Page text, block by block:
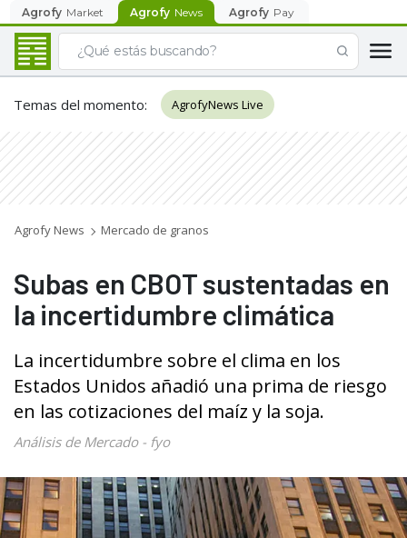
Agrofy Market Agrofy News Agrofy Pay
Temas del momento: AgrofyNews Live
Agrofy News Mercado de granos
Subas en CBOT sustentadas en
la incertidumbre climática
La incertidumbre sobre el clima en los
Estados Unidos añadió una prima de riesgo
en las cotizaciones del maíz y la soja.
Análisis de Mercado - fyo